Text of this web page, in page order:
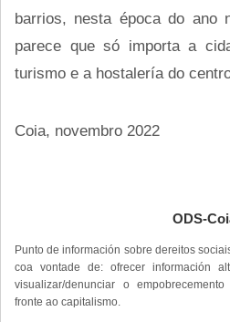
barrios, nesta época do ano
parece que só importa a
turismo e a hostalería do
Coia, novembro 2022
ODS-
Punto de información sobre dereitos
coa vontade de: ofrecer información
visualizar/denunciar o
fronte ao capitalismo.